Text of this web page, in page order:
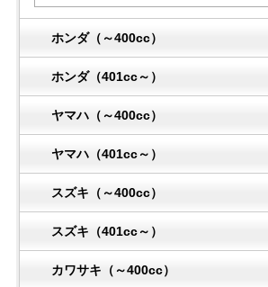
ホンダ（～400cc）
ホンダ（401cc～）
ヤマハ（～400cc）
ヤマハ（401cc～）
スズキ（～400cc）
スズキ（401cc～）
カワサキ（～400cc）